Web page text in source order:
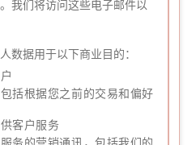
我们将访问这些电子邮件以
数据用于以下商业目的：
括根据您之前的交易和偏好
客户服务